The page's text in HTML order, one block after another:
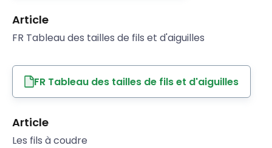
Article
FR Tableau des tailles de fils et d'aiguilles
FR Tableau des tailles de fils et d'aiguilles
Article
Les fils à coudre